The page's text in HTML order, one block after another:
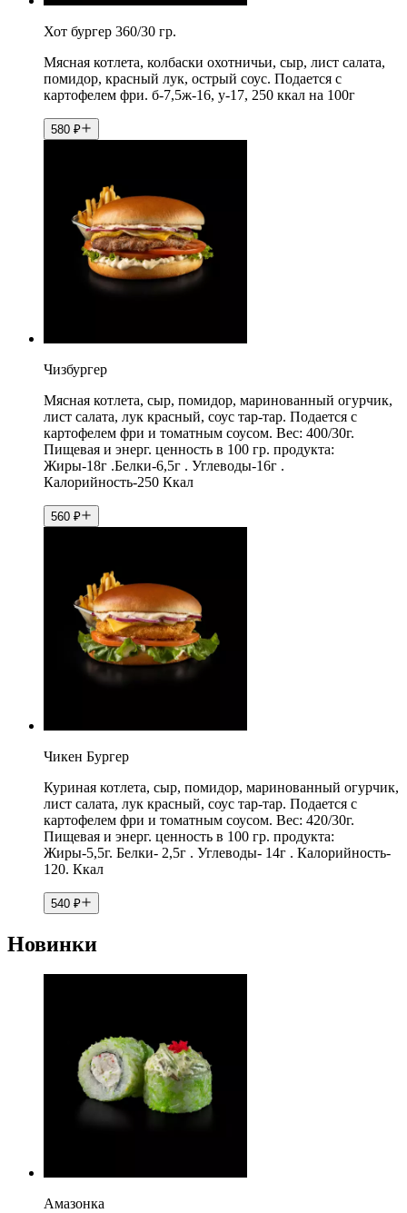
Хот бургер 360/30 гр.
Мясная котлета, колбаски охотничьи, сыр, лист салата,
помидор, красный лук, острый соус. Подается с
картофелем фри. б-7,5ж-16, у-17, 250 ккал на 100г
580 ₽
Чизбургер
Мясная котлета, сыр, помидор, маринованный огурчик,
лист салата, лук красный, соус тар-тар. Подается с
картофелем фри и томатным соусом. Вес: 400/30г.
Пищевая и энерг. ценность в 100 гр. продукта:
Жиры-18г .Белки-6,5г . Углеводы-16г .
Калорийность-250 Ккал
560 ₽
Чикен Бургер
Куриная котлета, сыр, помидор, маринованный огурчик,
лист салата, лук красный, соус тар-тар. Подается с
картофелем фри и томатным соусом. Вес: 420/30г.
Пищевая и энерг. ценность в 100 гр. продукта:
Жиры-5,5г. Белки- 2,5г . Углеводы- 14г . Калорийность-
120. Ккал
540 ₽
Новинки
Амазонка